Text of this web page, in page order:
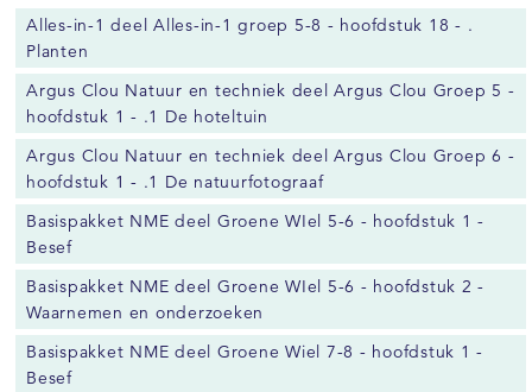
Alles-in-1 deel Alles-in-1 groep 5-8 - hoofdstuk 18 - .
Planten
Argus Clou Natuur en techniek deel Argus Clou Groep 5 -
hoofdstuk 1 - .1 De hoteltuin
Argus Clou Natuur en techniek deel Argus Clou Groep 6 -
hoofdstuk 1 - .1 De natuurfotograaf
Basispakket NME deel Groene WIel 5-6 - hoofdstuk 1 -
Besef
Basispakket NME deel Groene WIel 5-6 - hoofdstuk 2 -
Waarnemen en onderzoeken
Basispakket NME deel Groene Wiel 7-8 - hoofdstuk 1 -
Besef